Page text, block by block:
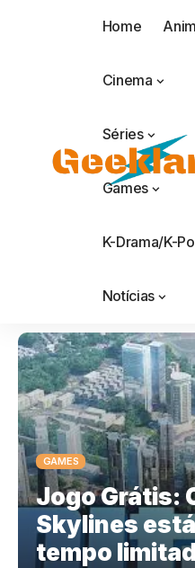
Home
Cinema
Séries
Games
K-Drama/K-
Notícias
GAMES
Jogo Grátis:
Skylines
tempo